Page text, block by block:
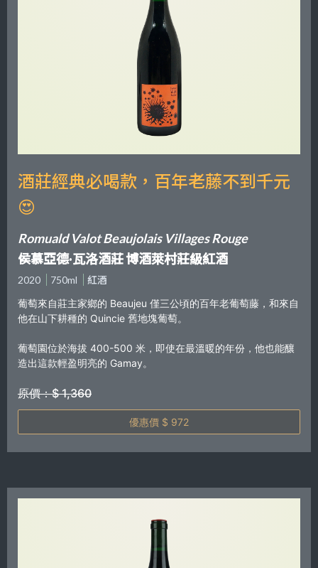
酒莊經典必喝款，百年老藤不到千元
😍
Romuald Valot Beaujolais Villages Rouge
侯慕亞德·瓦洛酒莊 博酒萊村莊級紅酒
2020 750ml
紅酒
葡萄來自莊主家鄉的 Beaujeu 僅三公頃的百年老葡萄藤，和來自
他在山下耕種的 Quincie 舊地塊葡萄。
葡萄園位於海拔 400-500 米，即使在最溫暖的年份，他也能釀
造出這款輕盈明亮的 Gamay。
原價：$ 1,360
優惠價 $ 972